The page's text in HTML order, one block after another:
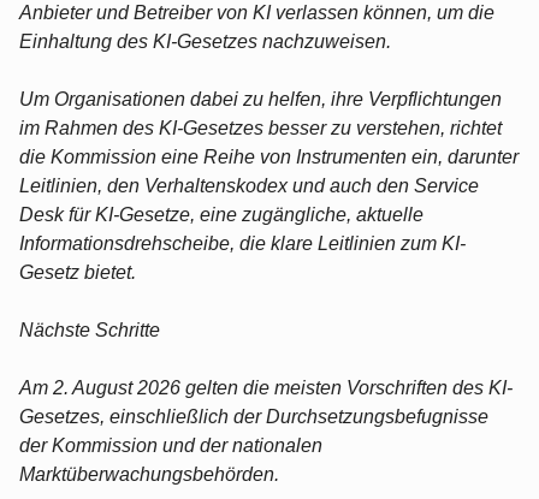
Anbieter und Betreiber von KI verlassen können, um die
Einhaltung des KI-Gesetzes nachzuweisen.
Um Organisationen dabei zu helfen, ihre Verpflichtungen
im Rahmen des KI-Gesetzes besser zu verstehen, richtet
die Kommission eine Reihe von Instrumenten ein, darunter
Leitlinien, den Verhaltenskodex und auch den Service
Desk für KI-Gesetze, eine zugängliche, aktuelle
Informationsdrehscheibe, die klare Leitlinien zum KI-
Gesetz bietet.
Nächste Schritte
Am 2. August 2026 gelten die meisten Vorschriften des KI-
Gesetzes, einschließlich der Durchsetzungsbefugnisse
der Kommission und der nationalen
Marktüberwachungsbehörden.